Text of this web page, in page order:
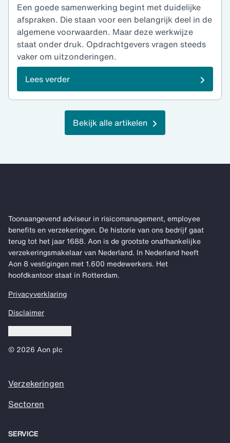
Een goede samenwerking begint met duidelijke
afspraken. Die staan voor een belangrijk deel in de
algemene voorwaarden. Maar deze werkwijze
staat onder druk. Opdrachtgevers vragen steeds
vaker om uitzonderingen.
Lees verder
Bekijk alle artikelen
Toonaangevend adviseur in risicomanagement, employee
benefits en verzekeringen. De historie van ons bedrijf gaat
terug tot het jaar 1688. Aon is de grootste onafhankelijke
verzekeringsmakelaar van Nederland. In Nederland heeft
Aon 8 vestigingen met 1.600 medewerkers. Het
hoofdkantoor staat in Rotterdam.
Privacyverklaring
Disclaimer
© 2026 Aon plc
Verzekeringen
Sectoren
SERVICE